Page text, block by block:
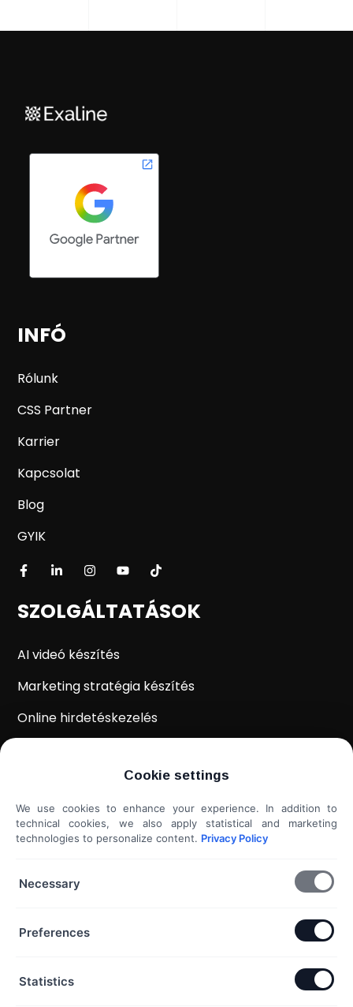
INFÓ
Rólunk
CSS Partner
Karrier
Kapcsolat
Blog
GYIK
SZOLGÁLTATÁSOK
AI videó készítés
Marketing stratégia készítés
Online hirdetéskezelés
Weboldal kiértékelés
Shoprenter / Unas webshop készítés
Hideg e-mail megkeresés
További szolgáltatások...
+36 20 453 3533
Cookie settings
We use cookies to enhance your experience. In addition to
technical cookies, we also apply statistical and marketing
technologies to personalize content. Privacy Policy
Necessary
Preferences
Statistics